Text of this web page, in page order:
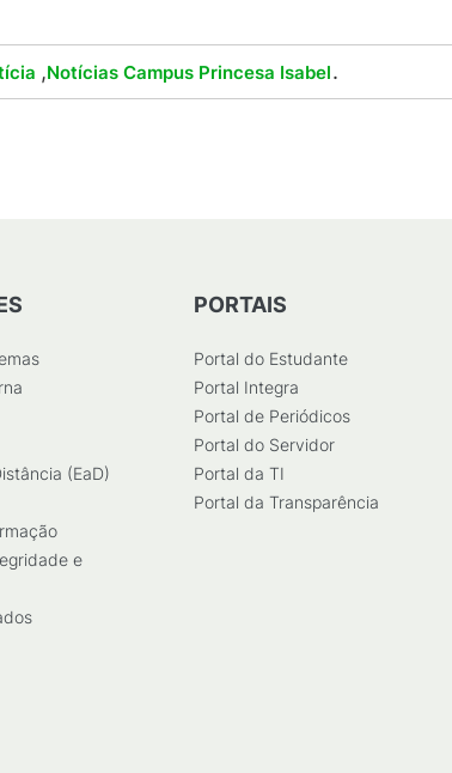
,Notícias Campus Princesa Isabel.
(EaD)
e
PORTAIS
Portal do Estudante
Portal Integra
Portal de Periódicos
Portal do Servidor
Portal da TI
Portal da Transparência